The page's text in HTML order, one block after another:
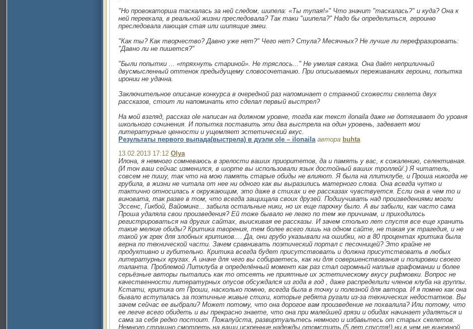
"Но провокаторша таскалась за ней следом, шипела: «Ты тупая!»" Что значит "таскалась?" и куда? Она к
ней переехала, в реальной жизни преследовала? Так таки "шипела?" Надо бы определиться, героиню
преследовала лающая стая или шипящие змеи.
"Как ты? Как творчество? Давно уже нет?" Чего нет? Стула? Месячных? Не лучше ли перефразировать:
"Давно ли не пишется?"
"Были попытки ... «тряхнуть стариной». Не тряслось..." Не умелая связка. Она даёт неприличный
двусмысленный оттенок предыдущему словосочетанию. При описываемых переживаниях героини, попытка
иронии не удачна.
Заключительное описание конкурса в очередной раз напоминает о странной схожести скелета двух
рассказов, стоит ли напоминать кто сделал первый выстрел?
На мой взгляд, рассказ ole написан на должном уровне, тогда как текст ilonaila даже не дотягивает до уровня
школьного сочинения. И попытка поставить эти два выстрела на один уровень, задевает мои
литературные ценности и ущемляет эстетический вкус.
Результаты первого выпада(выстрела) в дуэли ole – ilonaila автора buhta
13.02.2013 17:12 Olya
Илона, я немного сомневаюсь в зрелости ваших приоритетов, да и память у вас, к сожалению, селективная.
(И тон ваш сейчас изменился, в шорте вы использовали язык достойный ваших троллей/.) Я читатель,
совсем не пишу, так что на мою память старые обиды не влияют. Я была на ллитклубе, и Проша никогда не
грубила, в жизни не читала от нее ни одного как вы выразились матерного слова. Она всегда чутко и
тактично относилась к окружающим, это даже в стихах и ее рассказах чувствуется. Если она в чем то и
виновата, так разве в том, что всегда защищала своих друзей. Подшучивать над произведениями могли
Эссенс, Гикбой, Вайоминг... забыла остальные ники, но их еще парочку было. А вы забыли, как часто сама
Проша удаляла свои произведения? Ей тоже бывало не легко по тем же причинам, и приходилось
регистрироваться на других сайтах, выискивая ее рассказы. И зачем столько лет спустя все еще хранить
такие мелкие обиды? Критика творения, тем более всего лишь на одном сайте, не такая уж трагедия, и не
такой уж грех для злобных критиков.... Да, они грубо указывали на ошибки, но в 80 процентах критика была
верна по технической части. Зачем сравнивать поэтический портал с песочницей? Это крайне не
продуктивно и губительно. Критика всегда будет присутствовать и должна присутствовать в любых
литературных кругах. А иначе для чего вы собираетесь, как ни для совершенствования и полировки своего
таланта. Проблемой Литклуба в определённый момент как раз стал огромный наплыв графомании и более
серьёзные авторы пытались как то отсеять не приятные их эстетическому вкусу рифмовки. Вопрос не
качественности литературных опусов обсуждался из года в год , даже распределили членов клуба на группы.
Кстати, критика от Проши, насколько помню, всегда была в точку и полезной для автора. И я помню как она
бывало вступалась за поэтичные живые стихи, которые ребята ругали из-за технических недостатков. Вы
зачем сейчас ее выбрали? Может потому, что она дорогое вам произведение не похвалила? Или потому, что
ее легче всего обидеть и вы прекрасно знаете, что она при малейшей грязи и обидах начинает удаляться и
сама за себя редко постоит. Пожалуйста, развиртуальтесь немного и избавьтесь от старых скелетов.
Немного страшно смотреть на ваши искренние надежды отомстить (5 лет спустя!) ни в чем не виновной